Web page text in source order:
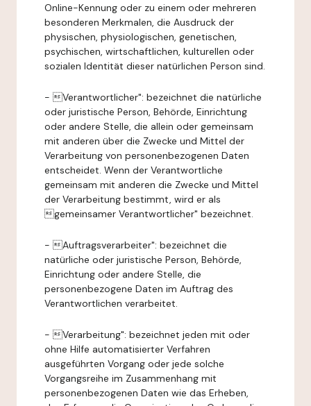
Online-Kennung oder zu einem oder mehreren
besonderen Merkmalen, die Ausdruck der
physischen, physiologischen, genetischen,
psychischen, wirtschaftlichen, kulturellen oder
sozialen Identität dieser natürlichen Person sind.
- Verantwortlicher": bezeichnet die natürliche
oder juristische Person, Behörde, Einrichtung
oder andere Stelle, die allein oder gemeinsam
mit anderen über die Zwecke und Mittel der
Verarbeitung von personenbezogenen Daten
entscheidet. Wenn der Verantwortliche
gemeinsam mit anderen die Zwecke und Mittel
der Verarbeitung bestimmt, wird er als
gemeinsamer Verantwortlicher" bezeichnet.
- Auftragsverarbeiter": bezeichnet die
natürliche oder juristische Person, Behörde,
Einrichtung oder andere Stelle, die
personenbezogene Daten im Auftrag des
Verantwortlichen verarbeitet.
- Verarbeitung": bezeichnet jeden mit oder
ohne Hilfe automatisierter Verfahren
ausgeführten Vorgang oder jede solche
Vorgangsreihe im Zusammenhang mit
personenbezogenen Daten wie das Erheben,